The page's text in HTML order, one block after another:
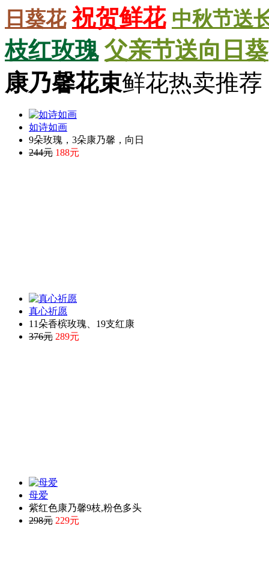
日葵花 祝贺鲜花 中秋节送
枝红玫瑰 父亲节送向日葵
康乃馨花束鲜花热卖推荐
如诗如画
9朵玫瑰，3朵康乃馨，向日
244元 188元
真心祈愿
11朵香槟玫瑰、19支红康
376元 289元
母爱
紫红色康乃馨9枝,粉色多头
298元 229元